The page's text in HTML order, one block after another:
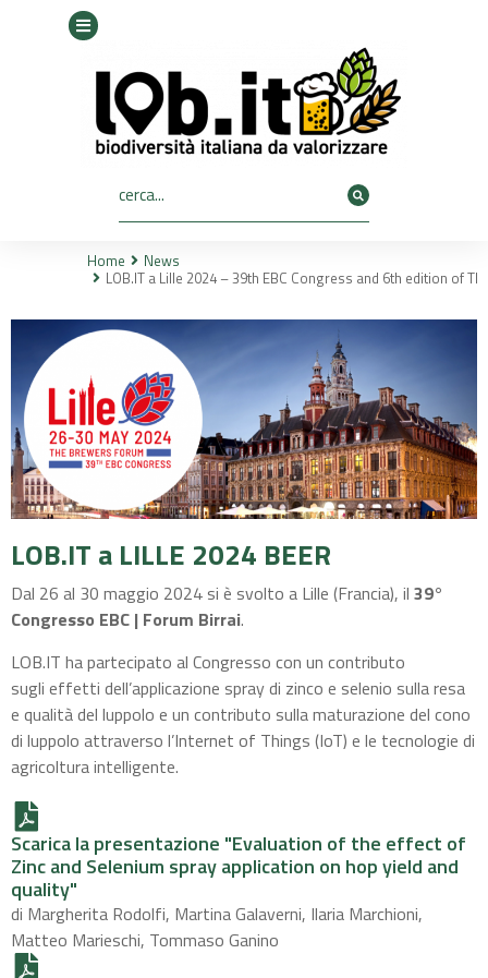
Tu sei qui:
Home
News
LOB.IT a Lille 2024 – 39th EBC Congress and 6th edition of
LOB.IT a LILLE 2024 BEER
Dal 26 al 30 maggio 2024 si è svolto a Lille (Francia), il 39°
Congresso EBC | Forum Birrai.
LOB.IT ha partecipato al Congresso con un contributo
sugli effetti dell’applicazione spray di zinco e selenio sullaresa
e qualità del luppolo e un contributo sullamaturazione del cono
di luppolo attraverso l’Internet of Things (IoT) e le tecnologie di
agricoltura intelligente.
Scarica la presentazione "Evaluation of the effect of
Zinc and Selenium spray application on hop yield and
quality"
di Margherita Rodolfi, Martina Galaverni, Ilaria Marchioni,
Matteo Marieschi, Tommaso Ganino